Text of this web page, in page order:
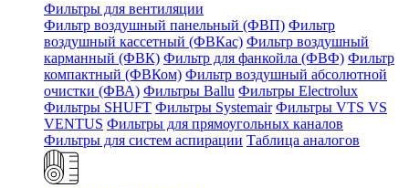
Фильтры для вентиляции
Фильтр воздушный панельный (ФВП) Фильтр
воздушный кассетный (ФВКас) Фильтр воздушный
карманный (ФВК) Фильтр для фанкойла (ФВФ) Фильтр
компактный (ФВКом) Фильтр воздушный абсолютной
очистки (ФВА) Фильтры Ballu Фильтры Electrolux
Фильтры SHUFT Фильтры Systemair Фильтры VTS VS
VENTUS Фильтры для прямоугольных каналов
Фильтры для систем аспирации Таблица аналогов